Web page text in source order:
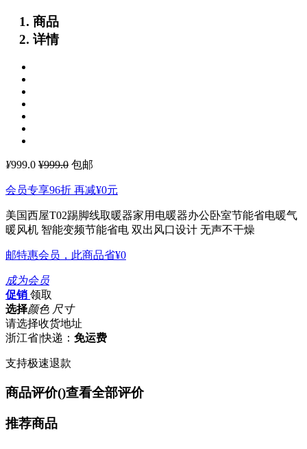
商品
详情
¥999.0 ¥999.0 包邮
会员专享96折 再减¥0元
美国西屋T02踢脚线取暖器家用电暖器办公卧室节能省电暖气
暖风机 智能变频节能省电 双出风口设计 无声不干燥
邮特惠会员，此商品省¥0
成为会员
促销 领取
选择颜色 尺寸
请选择收货地址
浙江省|快递： 免运费
支持极速退款
商品评价()查看全部评价
推荐商品